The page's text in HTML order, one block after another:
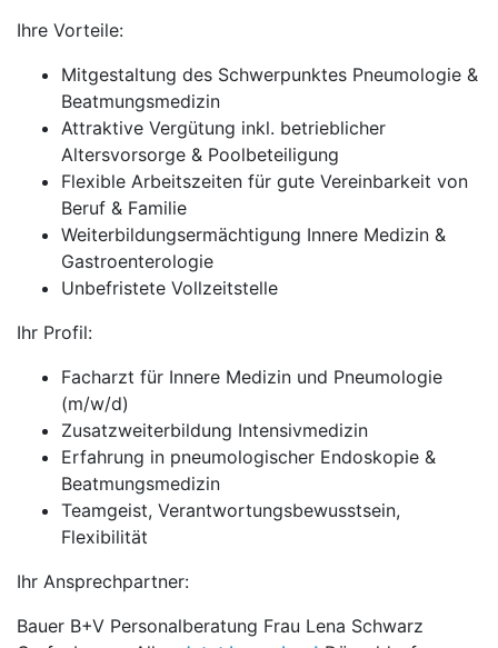
Ihre Vorteile:
Mitgestaltung des Schwerpunktes Pneumologie &
Beatmungsmedizin
Attraktive Vergütung inkl. betrieblicher
Altersvorsorge & Poolbeteiligung
Flexible Arbeitszeiten für gute Vereinbarkeit von
Beruf & Familie
Weiterbildungsermächtigung Innere Medizin &
Gastroenterologie
Unbefristete Vollzeitstelle
Ihr Profil:
Facharzt für Innere Medizin und Pneumologie
(m/w/d)
Zusatzweiterbildung Intensivmedizin
Erfahrung in pneumologischer Endoskopie &
Beatmungsmedizin
Teamgeist, Verantwortungsbewusstsein,
Flexibilität
Ihr Ansprechpartner:
Bauer B+V Personalberatung Frau Lena Schwarz